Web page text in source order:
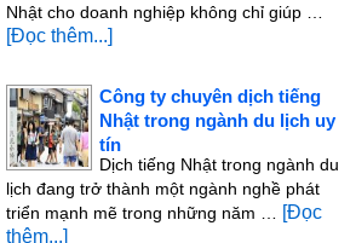
Nhật cho doanh nghiệp không chỉ giúp …
[Đọc thêm...]
Công ty chuyên dịch tiếng
Nhật trong ngành du lịch uy
tín
Dịch tiếng Nhật trong ngành du
lịch đang trở thành một ngành nghề phát
triển mạnh mẽ trong những năm …
[Đọc
thêm...]